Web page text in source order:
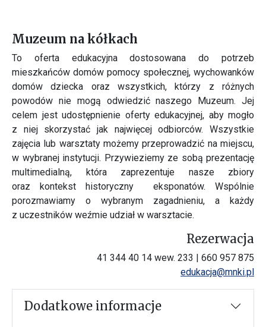
Muzeum na kółkach
To oferta edukacyjna dostosowana do potrzeb
mieszkańców domów pomocy społecznej, wychowanków
domów dziecka oraz wszystkich, którzy z różnych
powodów nie mogą odwiedzić naszego Muzeum. Jej
celem jest udostępnienie oferty edukacyjnej, aby mogło
z niej skorzystać jak najwięcej odbiorców. Wszystkie
zajęcia lub warsztaty możemy przeprowadzić na miejscu,
w wybranej instytucji. Przywieziemy ze sobą prezentację
multimedialną, która zaprezentuje nasze zbiory
oraz kontekst historyczny eksponatów. Wspólnie
porozmawiamy o wybranym zagadnieniu, a każdy
z uczestników weźmie udział w warsztacie.
Rezerwacja
41 344 40 14 wew. 233 | 660 957 875
edukacja@mnki.pl
Dodatkowe informacje